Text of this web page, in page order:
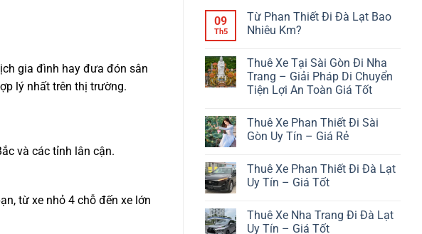
gia đình hay đưa đón sân
lý nhất trên thị trường.
và các tỉnh lân cận.
từ xe nhỏ 4 chỗ đến xe lớn
09
Th5
Từ Phan Thiết Đi Đà Lạt Bao
Nhiêu Km?
bình
luận
Từ
Đi
Đà
Lạt
Km?
Thuê Xe Tại Sài Gòn Đi Nha
Trang – Giải Pháp Di Chuyển
Tiện Lợi An Toàn Giá Tốt
bình
luận
ở
Tại
Sài
Gòn
Trang
–
Thuê Xe Phan Thiết Đi Sài
Gòn Uy Tín – Giá Rẻ
bình
luận
ở
Phan
Thiết
Thuê Xe Phan Thiết Đi Đà Lạt
Uy Tín – Giá Tốt
bình
luận
Thuê Xe Nha Trang Đi Đà Lạt
Uy Tín – Giá Tốt